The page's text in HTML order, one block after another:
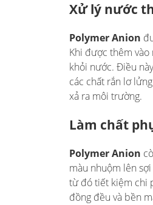
Xử lý nước
Polymer Anion
Khi được thêm
khỏi nước. Điều
các chất rắn lơ
xả ra môi trường.
Làm chất
Polymer Anion
màu nhuộm lên
từ đó tiết kiệm chi
đồng đều và bền